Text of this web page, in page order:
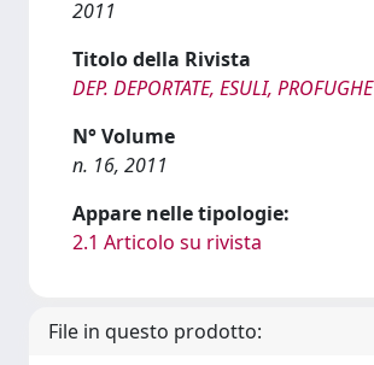
2011
Titolo della Rivista
DEP. DEPORTATE, ESULI, PROFUGHE
N° Volume
n. 16, 2011
Appare nelle tipologie:
2.1 Articolo su rivista
File in questo prodotto: